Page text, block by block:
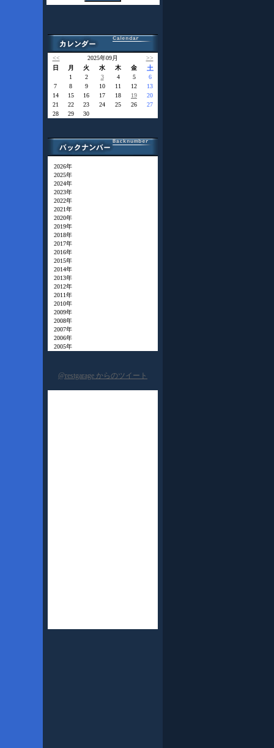
<< 2025年09月
>>
日
月 火 水 木 金 土
1 2 3 4 5
6
7
8 9 10 11 12
13
14
15 16 17 18 19
20
21
22 23 24 25 26
27
28
29 30
2026年
2025年
2024年
2023年
2022年
2021年
2020年
2019年
2018年
2017年
2016年
2015年
2014年
2013年
2012年
2011年
2010年
2009年
2008年
2007年
2006年
2005年
@restgarage からのツイート